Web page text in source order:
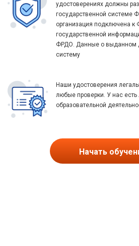
удостоверениях должны
государственной
организация подключена к
государственной
ФРДО. Данные о выданном
систему
Наши удостоверения
любые проверки. У нас
образовательной
Начать